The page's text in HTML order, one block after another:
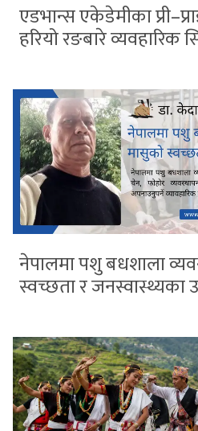
एडभान्स एकेडेमीका
हरियो रङबारे व्यवहारिक
नेपालमा पशु बधशाला
स्वच्छता र जनस्वास्थ्यका